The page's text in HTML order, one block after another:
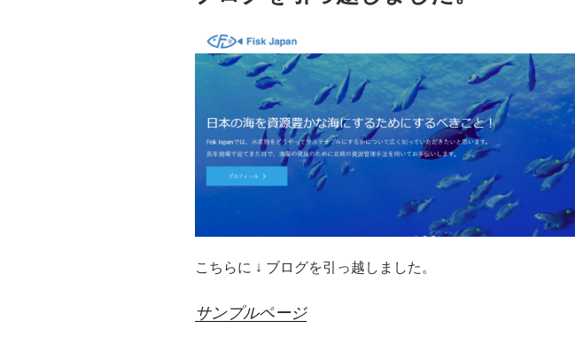
こちらに ↓ ブログを引っ越しました。
サンプルページ